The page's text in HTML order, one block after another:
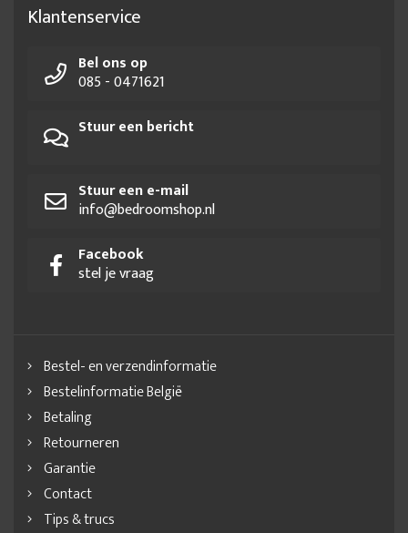
Klantenservice
Bel ons op
085 - 0471621
Stuur een bericht
Stuur een e-mail
info@bedroomshop.nl
Facebook
stel je vraag
Bestel- en verzendinformatie
Bestelinformatie België
Betaling
Retourneren
Garantie
Contact
Tips & trucs